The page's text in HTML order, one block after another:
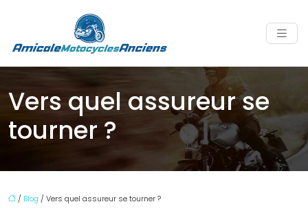
Vers quel assureur se
tourner ?
/ Blog / Vers quel assureur se tourner ?